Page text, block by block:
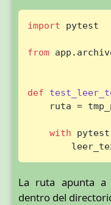
import pytest
from
def
ruta =
with
La ruta apunta a
dentro del